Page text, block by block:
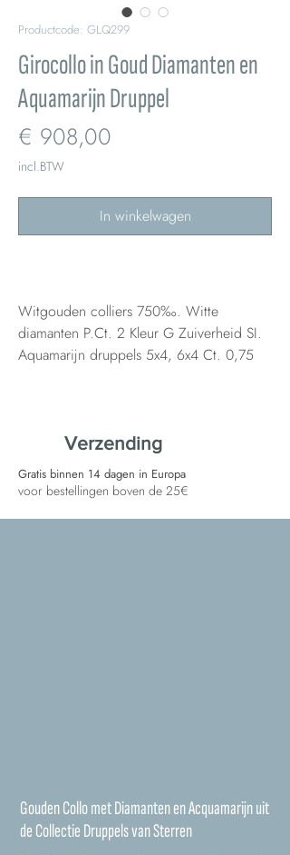
Productcode: GLQ299
Girocollo in Goud Diamanten en
Aquamarijn Druppel
€ 908,00
incl.BTW
In winkelwagen
Witgouden colliers 750‰. Witte
diamanten P.Ct. 2 Kleur G Zuiverheid SI.
Aquamarijn druppels 5x4, 6x4 Ct. 0,75
Verzending
Gratis binnen 14 dagen in Europa
voor bestellingen boven de 25€
Gouden Collo met Diamanten en Acquamarijn uit
de Collectie Druppels van Sterren